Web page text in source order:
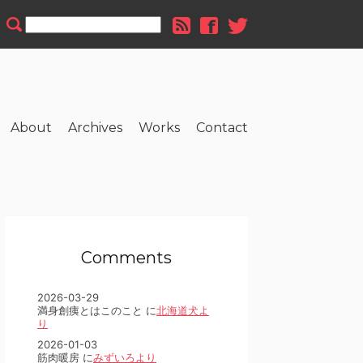
About Archives Works Contact
Comments
2026-03-29
満身創痍とはこのこと に北海道犬よ
り
2026-01-03
筋肉暖房 にみずいろより